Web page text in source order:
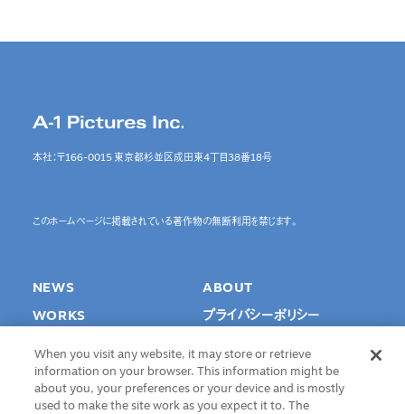
本社：〒166-0015 東京都杉並区成田東4丁目38番18号
このホームページに掲載されている著作物の無断利用を禁じます。
NEWS
WORKS
INTERVIEW
RECRUIT
ABOUT
プライバシーポリシー
When you visit any website, it may store or retrieve
information on your browser. This information might be
about you, your preferences or your device and is mostly
used to make the site work as you expect it to. The